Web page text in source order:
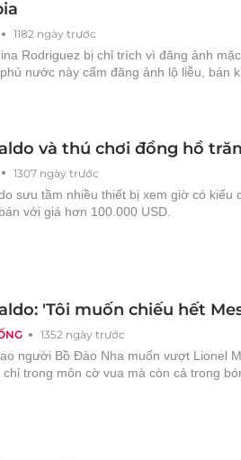
1182 ngày trước
Rodriguez bị chỉ trích vì đăng ảnh
nước này cấm đăng ảnh lộ liễu, bán
1307 ngày trước
và thú chơi đồng hồ
sưu tầm nhiều thiết bị xem giờ có kiểu
với giá hơn 100.000 USD.
1352 ngày trước
'Tôi muốn chiếu hết
người Bồ Đào Nha muốn vượt Lionel
chỉ trong môn cờ vua mà còn cả trong